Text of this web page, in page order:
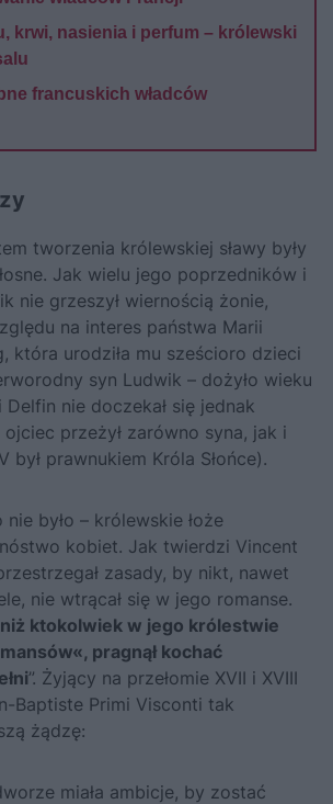
krwi, nasienia i perfum – królewski
francuskich władców
tworzenia królewskiej sławy były
Jak wielu jego poprzedników i
nie grzeszył wiernością żonie,
na interes państwa Marii
która urodziła mu sześcioro dzieci
syn Ludwik – dożyło wieku
Delfin nie doczekał się jednak
przeżył zarówno syna, jak i
był prawnukiem Króla Słońce).
nie było – królewskie łoże
kobiet. Jak twierdzi Vincent
zasady, by nikt, nawet
nie wtrącał się w jego romanse.
ktokolwiek w jego królestwie
pragnął kochać
”. Żyjący na przełomie XVII i XVIII
Baptiste Primi Visconti tak
żądzę:
miała ambicje, by zostać